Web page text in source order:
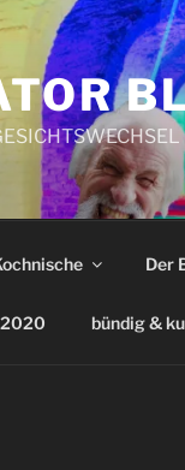
Der
bündig &